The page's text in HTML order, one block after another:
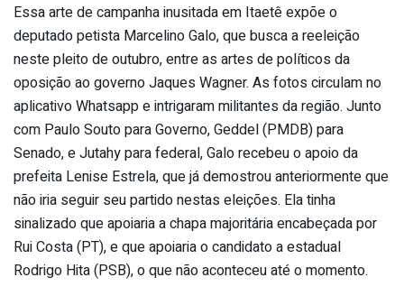
Essa arte de campanha inusitada em Itaetê expõe o
deputado petista Marcelino Galo, que busca a reeleição
neste pleito de outubro, entre as artes de políticos da
oposição ao governo Jaques Wagner. As fotos circulam no
aplicativo Whatsapp e intrigaram militantes da região. Junto
com Paulo Souto para Governo, Geddel (PMDB) para
Senado, e Jutahy para federal, Galo recebeu o apoio da
prefeita Lenise Estrela, que já demostrou anteriormente que
não iria seguir seu partido nestas eleições. Ela tinha
sinalizado que apoiaria a chapa majoritária encabeçada por
Rui Costa (PT), e que apoiaria o candidato a estadual
Rodrigo Hita (PSB), o que não aconteceu até o momento.